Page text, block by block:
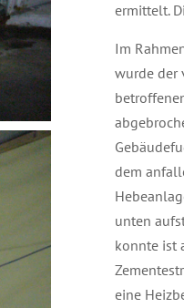
ermittelt.
Im
wurde der
dem
unten
konnte ist
eine